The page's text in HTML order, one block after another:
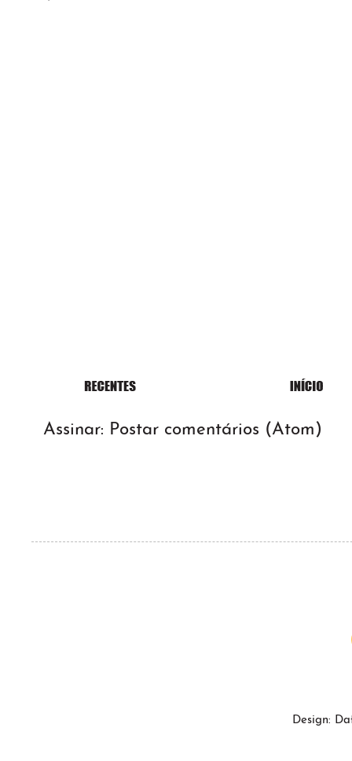
Assinar: Postar comentários (Atom)
Design: